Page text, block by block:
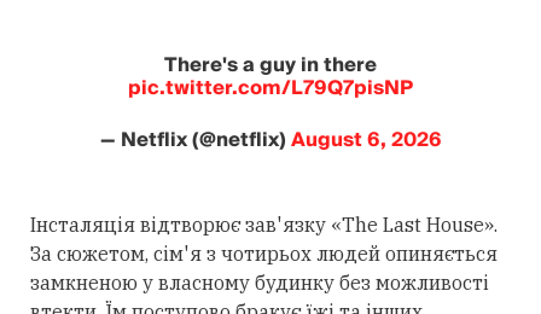
There's a guy in there
pic.twitter.com/L79Q7pisNP
— Netflix (@netflix)August 6, 2026
Інсталяція відтворює зав'язку «The Last House».
За сюжетом, сім'я з чотирьох людей опиняється
замкненою у власному будинку без можливості